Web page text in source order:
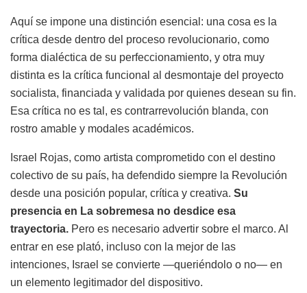
Aquí se impone una distinción esencial: una cosa es la
crítica desde dentro del proceso revolucionario, como
forma dialéctica de su perfeccionamiento, y otra muy
distinta es la crítica funcional al desmontaje del proyecto
socialista, financiada y validada por quienes desean su fin.
Esa crítica no es tal, es contrarrevolución blanda, con
rostro amable y modales académicos.
Israel Rojas, como artista comprometido con el destino
colectivo de su país, ha defendido siempre la Revolución
desde una posición popular, crítica y creativa. Su
presencia en La sobremesa no desdice esa
trayectoria. Pero es necesario advertir sobre el marco. Al
entrar en ese plató, incluso con la mejor de las
intenciones, Israel se convierte —queriéndolo o no— en
un elemento legitimador del dispositivo.